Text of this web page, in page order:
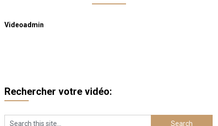
Videoadmin
Rechercher votre vidéo: